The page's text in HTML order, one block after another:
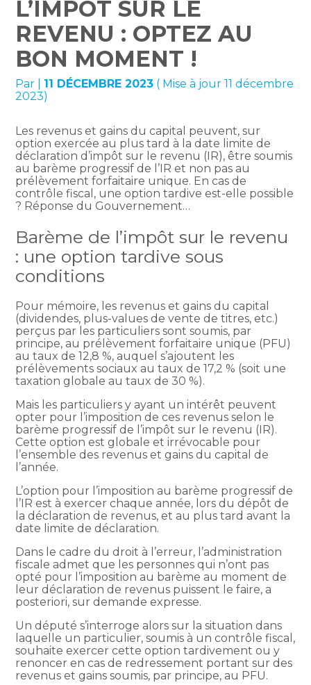
L’IMPÔT SUR LE
REVENU : OPTEZ AU
BON MOMENT !
Par 11 DÉCEMBRE 2023 ( Mise à jour 11 décembre
2023)
Les revenus et gains du capital peuvent, sur
option exercée au plus tard à la date limite de
déclaration d’impôt sur le revenu (IR), être soumis
au barème progressif de l’IR et non pas au
prélèvement forfaitaire unique. En cas de
contrôle fiscal, une option tardive est-elle possible
? Réponse du Gouvernement…
Barème de l’impôt sur le revenu
: une option tardive sous
conditions
Pour mémoire, les revenus et gains du capital
(dividendes, plus-values de vente de titres, etc.)
perçus par les particuliers sont soumis, par
principe, au prélèvement forfaitaire unique (PFU)
au taux de 12,8 %, auquel s’ajoutent les
prélèvements sociaux au taux de 17,2 % (soit une
taxation globale au taux de 30 %).
Mais les particuliers y ayant un intérêt peuvent
opter pour l’imposition de ces revenus selon le
barème progressif de l’impôt sur le revenu (IR).
Cette option est globale et irrévocable pour
l’ensemble des revenus et gains du capital de
l’année.
L’option pour l’imposition au barème progressif de
l’IR est à exercer chaque année, lors du dépôt de
la déclaration de revenus, et au plus tard avant la
date limite de déclaration.
Dans le cadre du droit à l’erreur, l’administration
fiscale admet que les personnes qui n’ont pas
opté pour l’imposition au barème au moment de
leur déclaration de revenus puissent le faire, a
posteriori, sur demande expresse.
Un député s’interroge alors sur la situation dans
laquelle un particulier, soumis à un contrôle fiscal,
souhaite exercer cette option tardivement ou y
renoncer en cas de redressement portant sur des
revenus et gains soumis, par principe, au PFU.